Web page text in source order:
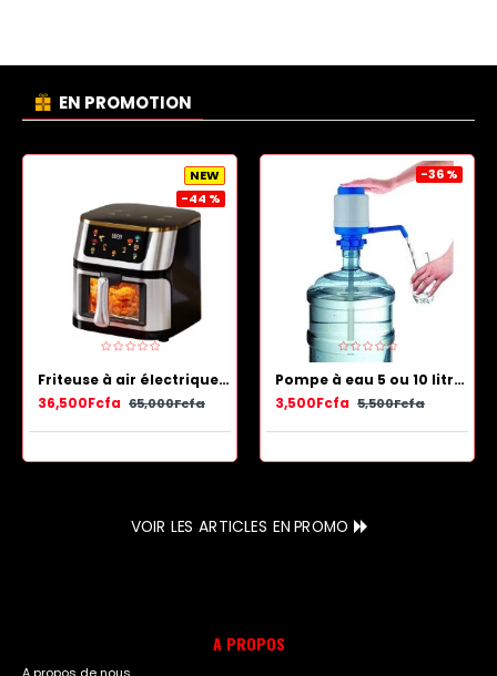
EN PROMOTION
NEW
-44 %
Friteuse à air électrique en acier inoxydable avec panier antiadhésif 13.5 L
36,500Fcfa 65,000Fcfa
-36 %
Pompe à eau 5 ou 10 litres - Bleu Blanc
3,500Fcfa 5,500Fcfa
VOIR LES ARTICLES EN PROMO
A PROPOS